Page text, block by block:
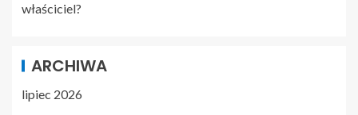
właściciel?
ARCHIWA
lipiec 2026